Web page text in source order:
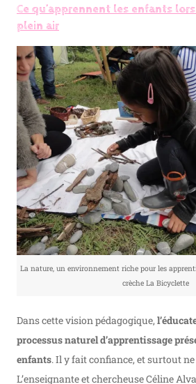
Ce qu’apprennent les enfants
plein air
La nature, un environnement riche pour les
crèche La Bicyclette
Dans cette vision pédagogique,
processus naturel d’apprentissage
enfants. Il y fait confiance, et surtout ne
L’enseignante et chercheuse Céline